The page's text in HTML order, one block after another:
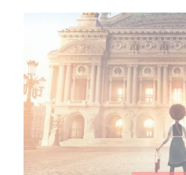
Gaumont e Good Hero